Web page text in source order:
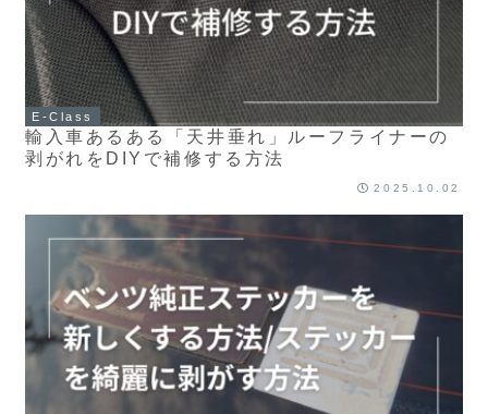
E-Class
輸入車あるある「天井垂れ」ルーフライナーの
剥がれをDIYで補修する方法
2025.10.02